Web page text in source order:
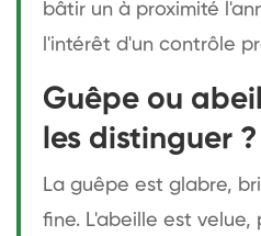
bâtir un à proximité
l'intérêt d'un contrôle
Guêpe ou
les distinguer ?
La guêpe est glabre,
fine. L'abeille est velue,